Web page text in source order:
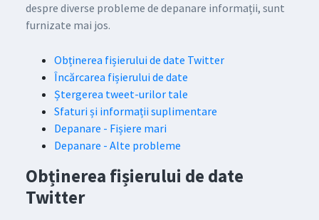
despre diverse probleme de depanare informații, sunt
furnizate mai jos.
Obținerea fișierului de date Twitter
Încărcarea fișierului de date
Ștergerea tweet-urilor tale
Sfaturi și informații suplimentare
Depanare - Fișiere mari
Depanare - Alte probleme
Obținerea fișierului de date
Twitter